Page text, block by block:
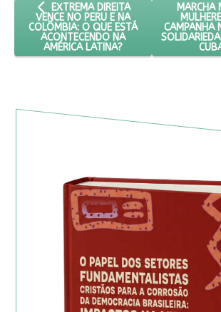
ARTIGO ANTERIOR: EXTREMA DIREITA
EXTREMA DIREITA
VENCE NO PERU E NA
COLÔMBIA: O QUE ESTÁ
ACONTECENDO NA
AMÉRICA LATINA?
MARCHA
CAMPANHA